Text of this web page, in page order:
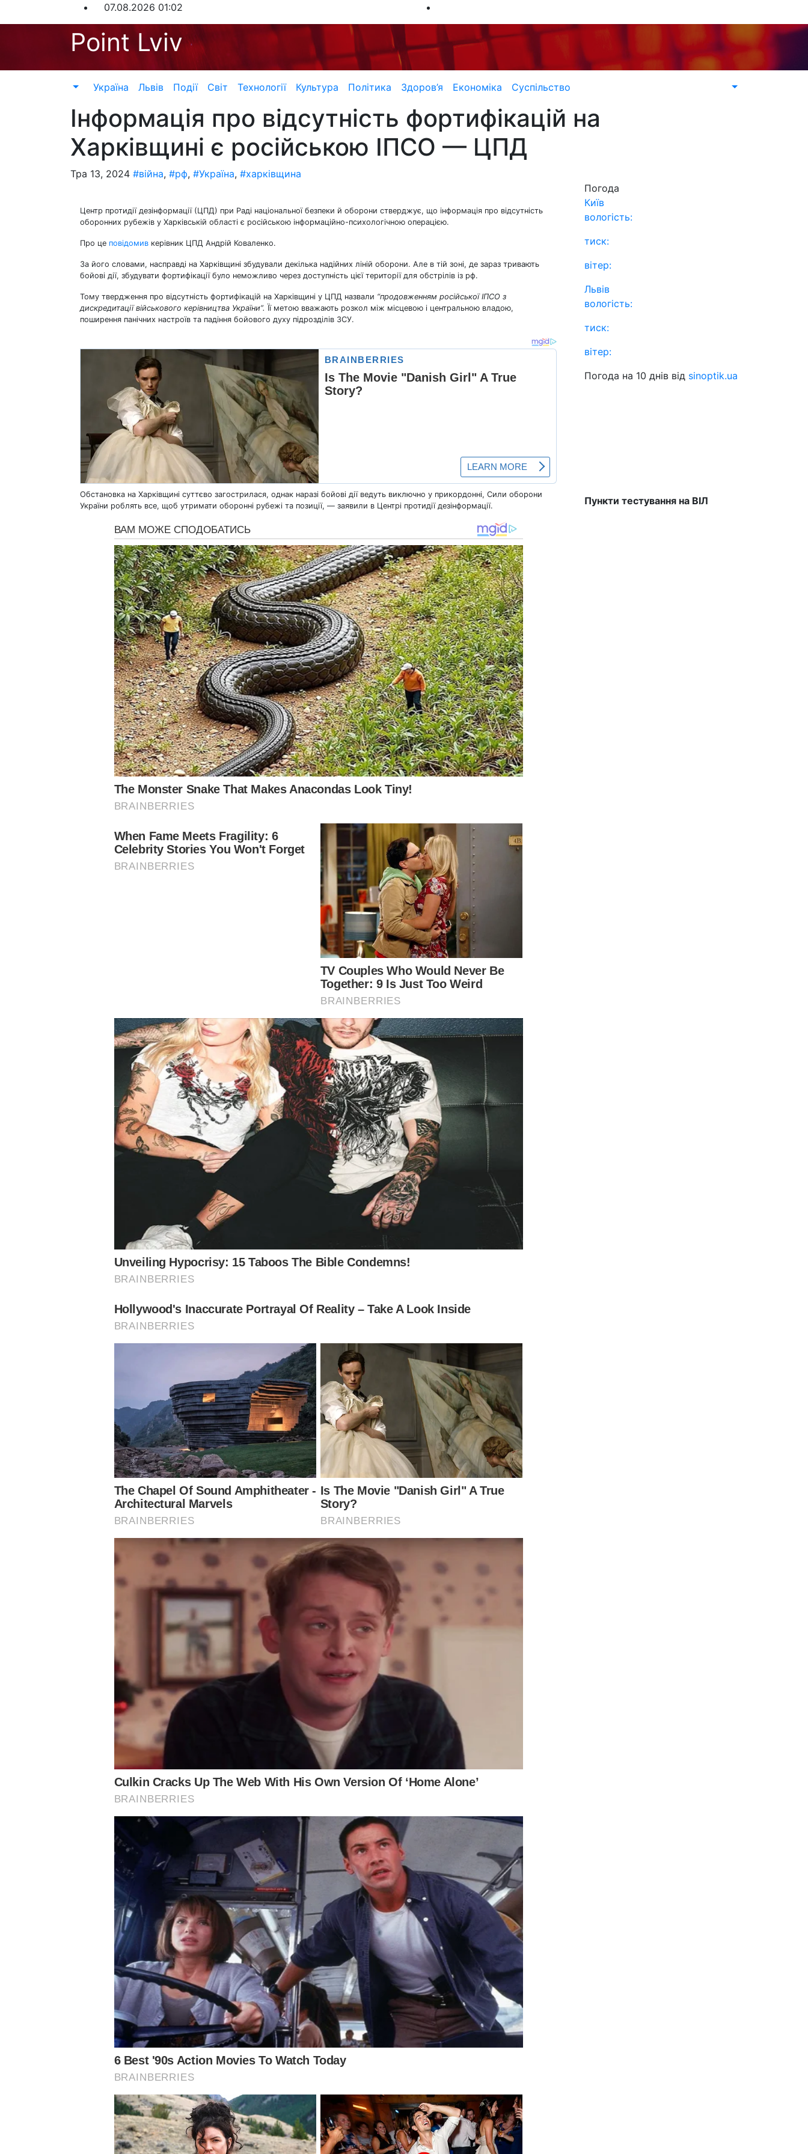
до
07.08.2026 01:02
Point Lviv
Україна Львів Події Світ Технології Культура Політика Здоров’я Економіка Суспільство
Інформація про відсутність фортифікацій на
Харківщині є російською ІПСО — ЦПД
Тра 13, 2024 #війна, #рф, #Україна, #харківщина
Центр протидії дезінформації (ЦПД) при Раді національної безпеки й оборони стверджує, що інформація про відсутність
оборонних рубежів у Харківській області є російською інформаційно-психологічною операцією.
Про це повідомив керівник ЦПД Андрій Коваленко.
За його словами, насправді на Харківщині збудували декілька надійних ліній оборони. Але в тій зоні, де зараз тривають
бойові дії, збудувати фортифікації було неможливо через доступність цієї території для обстрілів із рф.
Тому твердження про відсутність фортифікацій на Харківщині у ЦПД назвали “продовженням російської ІПСО з
дискредитації військового керівництва України”. Її метою вважають розкол між місцевою і центральною владою,
поширення панічних настроїв та падіння бойового духу підрозділів ЗСУ.
Обстановка на Харківщині суттєво загострилася, однак наразі бойові дії ведуть виключно у прикордонні, Сили оборони
України роблять все, щоб утримати оборонні рубежі та позиції, — заявили в Центрі протидії дезінформації.
Погода
Київ
вологість:
тиск:
вітер:
Львів
вологість:
тиск:
вітер:
Погода на 10 днів від sinoptik.ua
Пункти тестування на ВІЛ